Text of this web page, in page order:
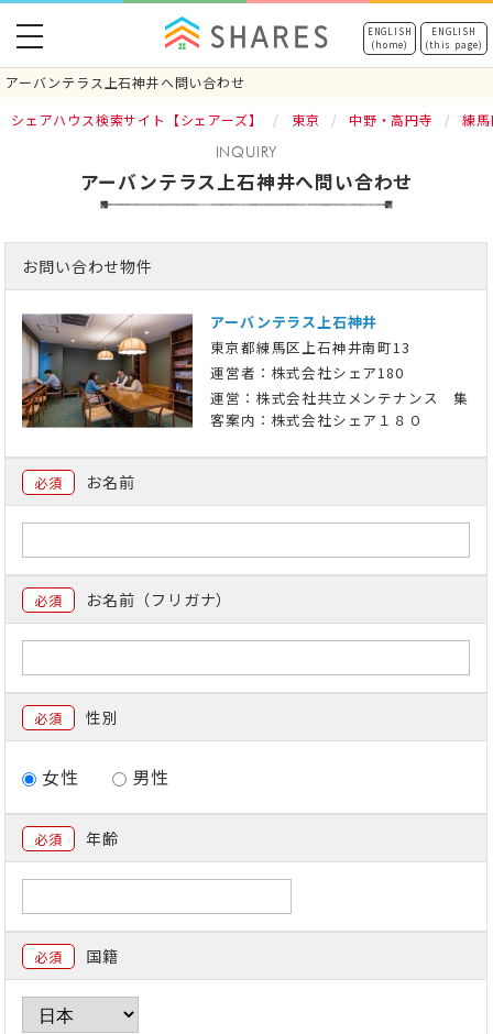
ENGLISH
(home)
ENGLISH
(this page)
アーバンテラス上石神井へ問い合わせ
toggle
navigation
シェアハウス検索サイト【シェアーズ】 東京 中野・高円寺 練
INQUIRY
アーバンテラス上石神井へ問い合わせ
お問い合わせ物件
アーバンテラス上石神井
東京都練馬区上石神井南町13
運営者：株式会社シェア180
運営：株式会社共立メンテナンス 集
客案内：株式会社シェア１８０
必須 お名前
必須 お名前（フリガナ）
必須 性別
女性 男性
必須 年齢
必須 国籍